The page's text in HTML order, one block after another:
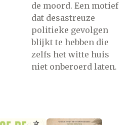
de moord. Een motief
dat desastreuze
politieke gevolgen
blijkt te hebben die
zelfs het witte huis
niet onberoerd laten.